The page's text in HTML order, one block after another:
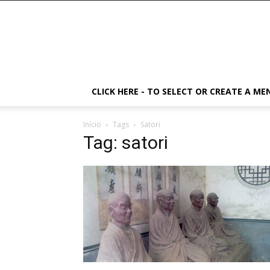
CLICK HERE - TO SELECT OR CREATE A
Início Tags Satori
Tag: satori